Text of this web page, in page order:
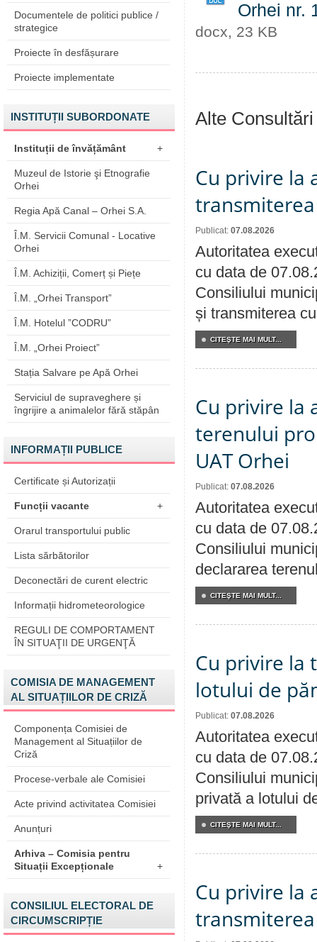
Documentele de politici publice /
strategice
Proiecte în desfășurare
Proiecte implementate
INSTITUȚII SUBORDONATE
Instituții de învățământ +
Muzeul de Istorie şi Etnografie
Orhei
Regia Apă Canal – Orhei S.A.
Î.M. Servicii Comunal - Locative
Orhei
Î.M. Achiziții, Comerț și Piețe
Î.M. „Orhei Transport”
Î.M. Hotelul ”CODRU”
Î.M. „Orhei Proiect”
Stația Salvare pe Apă Orhei
Serviciul de supraveghere și
îngrijire a animalelor fără stăpân
INFORMAȚII PUBLICE
Certificate și Autorizații
Funcții vacante +
Orarul transportului public
Lista sărbătorilor
Deconectări de curent electric
Informații hidrometeorologice
REGULI DE COMPORTAMENT
ÎN SITUAŢII DE URGENŢĂ
COMISIA DE MANAGEMENT
AL SITUAȚIILOR DE CRIZĂ
Componența Comisiei de
Management al Situațiilor de
Criză
Procese-verbale ale Comisiei
Acte privind activitatea Comisiei
Anunțuri
Arhiva – Comisia pentru
Situații Excepționale
+
CONSILIUL ELECTORAL DE
CIRCUMSCRIPȚIE
Orhei nr.
docx, 23 KB
Alte
Cu privire la
Publicat: 07.08.2026
Autoritatea
cu data de
Consiliului
și transmiterea
CITEŞTE MAI MULT...
Cu privire la
terenului
UAT Orhei
Publicat: 07.08.2026
Autoritatea
cu data de
Consiliului
declararea
CITEŞTE MAI MULT...
Cu privire la
lotului de
Publicat: 07.08.2026
Autoritatea
cu data de
Consiliului
privată a lotului
CITEŞTE MAI MULT...
Cu privire la